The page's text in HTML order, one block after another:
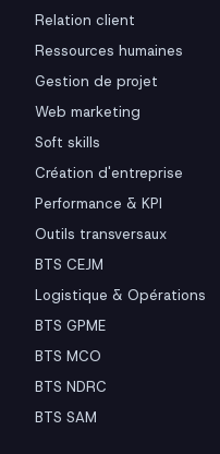
Relation client
Ressources humaines
Gestion de projet
Web marketing
Soft skills
Création d'entreprise
Performance & KPI
Outils transversaux
BTS CEJM
Logistique & Opérations
BTS GPME
BTS MCO
BTS NDRC
BTS SAM